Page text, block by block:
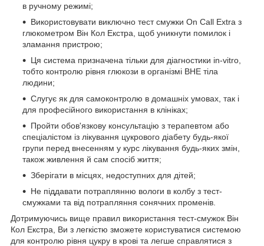
в ручному режимі;
Використовувати виключно тест смужки On Call Extra з
глюкометром Він Кол Екстра, щоб уникнути помилок і
зламання пристрою;
Ця система призначена тільки для діагностики in-vitro,
тобто контролю рівня глюкози в організмі ВНЕ тіла
людини;
Слугує як для самоконтролю в домашніх умовах, так і
для професійного використання в клініках;
Пройти обов'язкову консультацію з терапевтом або
спеціалістом із лікування цукрового діабету будь-якої
групи перед внесенням у курс лікування будь-яких змін,
також живлення й сам спосіб життя;
Зберігати в місцях, недоступних для дітей;
Не піддавати потраплянню вологи в колбу з тест-
смужками та від потрапляння сонячних променів.
Дотримуючись вище правил використання тест-смужок Він
Кол Екстра, Ви з легкістю зможете користуватися системою
для контролю рівня цукру в крові та легше справлятися з